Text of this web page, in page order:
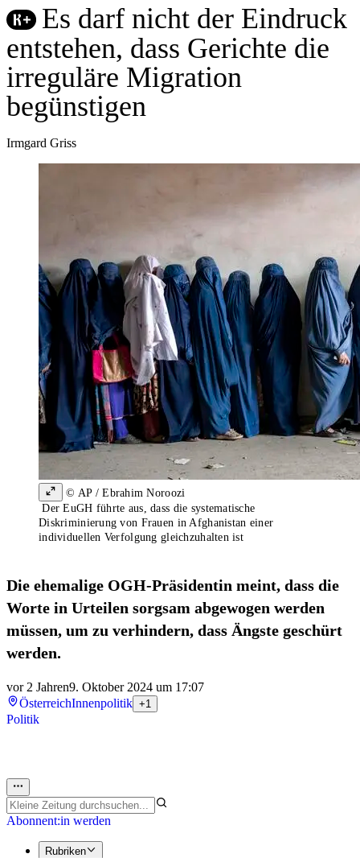
Es darf nicht der Eindruck
entstehen, dass Gerichte die
irreguläre Migration
begünstigen
Irmgard Griss
© AP / Ebrahim Noroozi
Der EuGH führte aus, dass die systematische
Diskriminierung von Frauen in Afghanistan einer
individuellen Verfolgung gleichzuhalten ist
Die ehemalige OGH-Präsidentin meint, dass die
Worte in Urteilen sorgsam abgewogen werden
müssen, um zu verhindern, dass Ängste geschürt
werden.
vor 2 Jahren9. Oktober 2024 um 17:07
ÖsterreichInnenpolitik +1
Politik
Abonnent:in werden
Rubriken